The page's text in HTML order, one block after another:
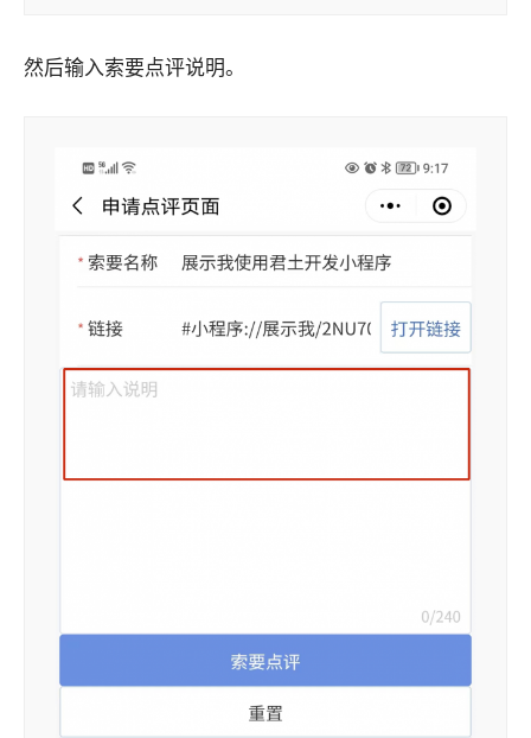
然后输入索要点评说明。